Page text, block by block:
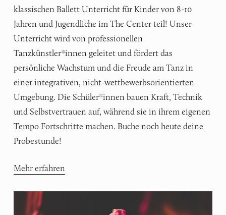
klassischen Ballett Unterricht für Kinder von 8-10
Jahren und Jugendliche im The Center teil! Unser
Unterricht wird von professionellen
Tanzkünstler*innen geleitet und fördert das
persönliche Wachstum und die Freude am Tanz in
einer integrativen, nicht-wettbewerbsorientierten
Umgebung. Die Schüler*innen bauen Kraft, Technik
und Selbstvertrauen auf, während sie in ihrem eigenen
Tempo Fortschritte machen. Buche noch heute deine
Probestunde!
Mehr erfahren